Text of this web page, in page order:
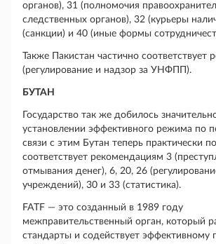
органов), 31 (полномочия
следственных органов), 32 (курьеры
(санкции) и 40 (иные формы
Также Пакистан частично соответствует
(регулирование и надзор за УНФПП).
БУТАН
Государство так же добилось
установлении эффективного режима
связи с этим Бутан теперь практически
соответствует рекомендациям 3
отмывания денег), 6, 20, 26
учреждений), 30 и 33 (статистика).
FATF — это созданный в 1989 году
межправительственный орган, который
стандарты и содействует